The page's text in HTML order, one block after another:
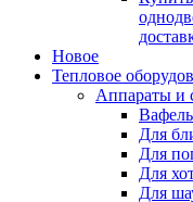
Новое
Тепловое
Аппараты и
Для
Для
Для
Для